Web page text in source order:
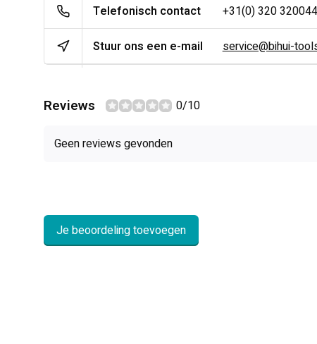
Telefonisch contact +31(0) 320 320044
Stuur ons een e-mail service@bihui-
Reviews 0/10
Geen reviews gevonden
Je beoordeling toevoegen